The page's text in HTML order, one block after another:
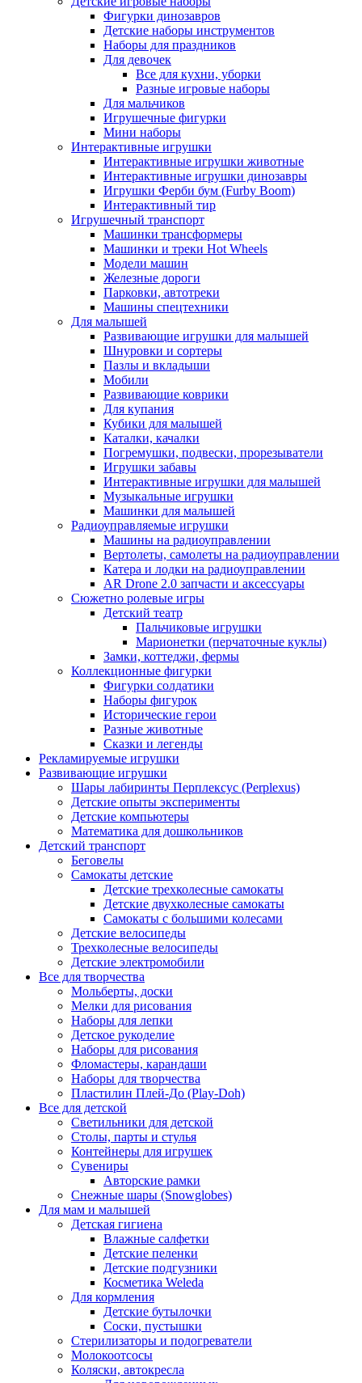
Фигурки динозавров
Детские наборы инструментов
Наборы для праздников
Для девочек
Все для кухни, уборки
Разные игровые наборы
Для мальчиков
Игрушечные фигурки
Мини наборы
Интерактивные игрушки
Интерактивные игрушки животные
Интерактивные игрушки динозавры
Игрушки Ферби бум (Furby Boom)
Интерактивный тир
Игрушечный транспорт
Машинки трансформеры
Машинки и треки Hot Wheels
Модели машин
Железные дороги
Парковки, автотреки
Машины спецтехники
Для малышей
Развивающие игрушки для малышей
Шнуровки и сортеры
Пазлы и вкладыши
Мобили
Развивающие коврики
Для купания
Кубики для малышей
Каталки, качалки
Погремушки, подвески, прорезыватели
Игрушки забавы
Интерактивные игрушки для малышей
Музыкальные игрушки
Машинки для малышей
Радиоуправляемые игрушки
Машины на радиоуправлении
Вертолеты, самолеты на радиоуправлении
Катера и лодки на радиоуправлении
AR Drone 2.0 запчасти и аксессуары
Сюжетно ролевые игры
Детский театр
Пальчиковые игрушки
Марионетки (перчаточные куклы)
Замки, коттеджи, фермы
Коллекционные фигурки
Фигурки солдатики
Наборы фигурок
Исторические герои
Разные животные
Сказки и легенды
Рекламируемые игрушки
Развивающие игрушки
Шары лабиринты Перплексус (Perplexus)
Детские опыты эксперименты
Детские компьютеры
Математика для дошкольников
Детский транспорт
Беговелы
Самокаты детские
Детские трехколесные самокаты
Детские двухколесные самокаты
Самокаты с большими колесами
Детские велосипеды
Трехколесные велосипеды
Детские электромобили
Все для творчества
Мольберты, доски
Мелки для рисования
Наборы для лепки
Детское рукоделие
Наборы для рисования
Фломастеры, карандаши
Наборы для творчества
Пластилин Плей-До (Play-Doh)
Все для детской
Светильники для детской
Столы, парты и стулья
Контейнеры для игрушек
Сувениры
Авторские рамки
Снежные шары (Snowglobes)
Для мам и малышей
Детская гигиена
Влажные салфетки
Детские пеленки
Детские подгузники
Косметика Weleda
Для кормления
Детские бутылочки
Соски, пустышки
Стерилизаторы и подогреватели
Молокоотсосы
Коляски, автокресла